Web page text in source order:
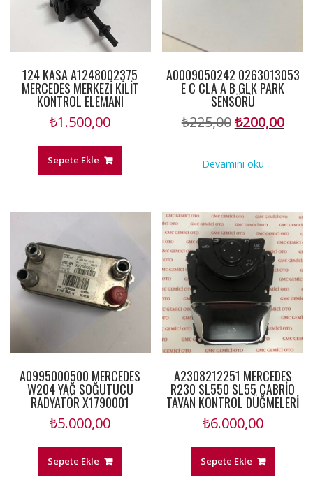
124 KASA A1248002375
MERCEDES MERKEZİ KİLİT
KONTROL ELEMANI
₺1.500,00
Sepete Ekle
A0009050242 0263013053
E C CLA A B GLK PARK
SENSÖRÜ
₺225,00Orijinal
₺200,00Şu
Devamını oku
A0995000500 MERCEDES
W204 YAĞ SOĞUTUCU
RADYATÖR X1790001
₺5.000,00
Sepete Ekle
A2308212251 MERCEDES
R230 SL550 SL55 CABRİO
TAVAN KONTROL DÜĞMELERİ
₺6.000,00
Sepete Ekle